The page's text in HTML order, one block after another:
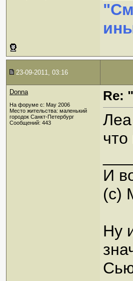
23-09-2011, 03:16
Donna
На форуме с: May 2006
Место жительства: маленький
городок Санкт-Петербург
Сообщений: 443
Re:
И
(с)
Ну